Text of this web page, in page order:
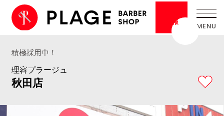
情報
積極採用中！
理容プラージュ
秋田店